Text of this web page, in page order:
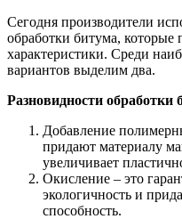
Сегодня производители
обработки битума,
характеристики. Среди
вариантов выделим два.
Разновидности обработки
Добавление
придают материалу
увеличивает
Окисление – это
экологичность и
способность.